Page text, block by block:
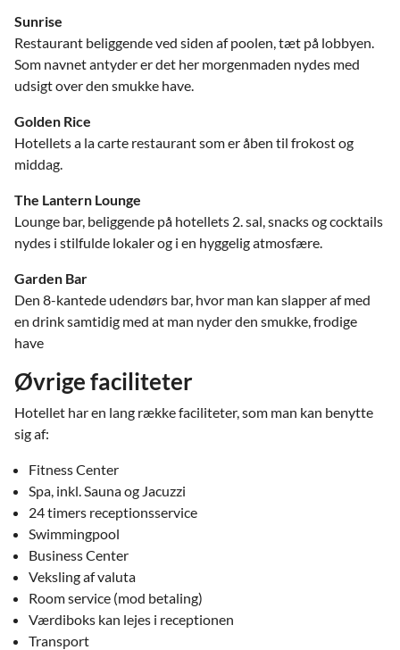
Sunrise
Restaurant beliggende ved siden af poolen, tæt på lobbyen.
Som navnet antyder er det her morgenmaden nydes med
udsigt over den smukke have.
Golden Rice
Hotellets a la carte restaurant som er åben til frokost og
middag.
The Lantern Lounge
Lounge bar, beliggende på hotellets 2. sal, snacks og cocktails
nydes i stilfulde lokaler og i en hyggelig atmosfære.
Garden Bar
Den 8-kantede udendørs bar, hvor man kan slapper af med
en drink samtidig med at man nyder den smukke, frodige
have
Øvrige faciliteter
Hotellet har en lang række faciliteter, som man kan benytte
sig af:
Fitness Center
Spa, inkl. Sauna og Jacuzzi
24 timers receptionsservice
Swimmingpool
Business Center
Veksling af valuta
Room service (mod betaling)
Værdiboks kan lejes i receptionen
Transport